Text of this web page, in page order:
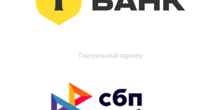
Генеральный партнер